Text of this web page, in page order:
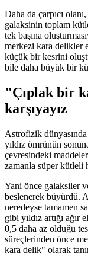
Daha da çarpıcı
galaksinin toplam
tek başına
merkezi kara delikler
küçük bir kesrini
bile daha büyük bir
"Çıplak bir
karşıyayız
Astrofizik
yıldız ömrünün
çevresindeki
zamanla süper kütleli
Yani önce galaksiler
beslenerek büyürdü.
neredeyse tamamen
gibi yıldız artığı
0,5 daha az olduğu
süreçlerinden önce
kara delik" olarak